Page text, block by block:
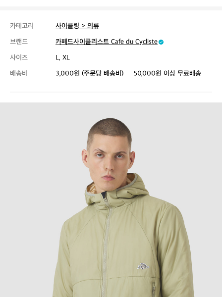
카테고리
사이클링 > 의류
브랜드
카페드사이클리스트 Cafe du Cycliste
사이즈
L, XL
배송비
3,000원 (주문당 배송비) 50,000원 이상 무료배송